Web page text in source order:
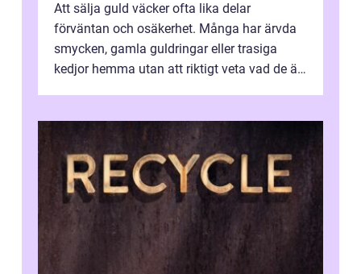
Att sälja guld väcker ofta lika delar
förväntan och osäkerhet. Många har ärvda
smycken, gamla guldringar eller trasiga
kedjor hemma utan att riktigt veta vad de är